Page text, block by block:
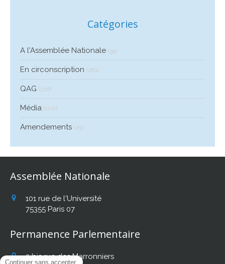
Catégories
A l'Assemblée Nationale (35)
En circonscription (281)
QAG (126)
Média (100)
Amendements (25)
Assemblée Nationale
101 rue de l'Université
75355 Paris 07
Permanence Parlementaire
2 bis rue des Marronniers